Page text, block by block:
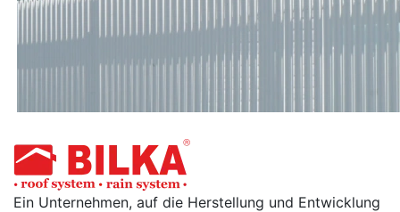
Ein Unternehmen, auf die Herstellung und Entwicklung